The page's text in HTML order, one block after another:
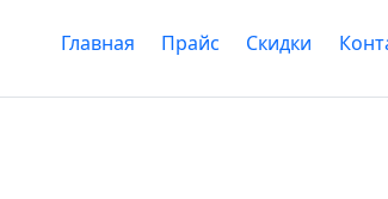
Главная Прайс Скидки